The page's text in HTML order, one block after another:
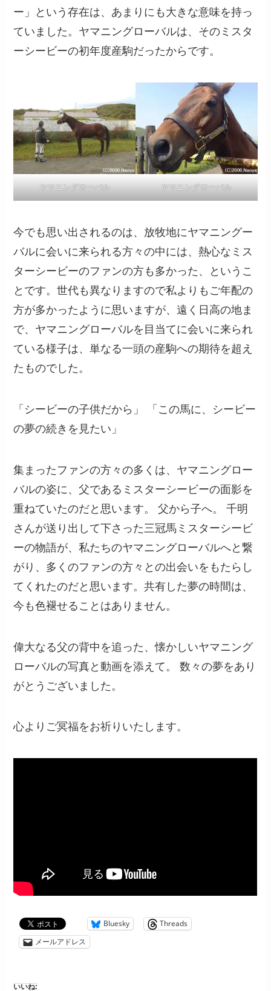
ー」という存在は、あまりにも大きな意味を持っ
ていました。ヤマニングローバルは、そのミスタ
ーシービーの初年度産駒だったからです。
ヤマニングローバル ヤマニングローバル
今でも思い出されるのは、放牧地にヤマニングー
バルに会いに来られる方々の中には、熱心なミス
ターシービーのファンの方も多かった、というこ
とです。世代も異なりますので私よりもご年配の
方が多かったように思いますが、遠く日高の地ま
で、ヤマニングローバルを目当てに会いに来られ
ている様子は、単なる一頭の産駒への期待を超え
たものでした。
「シービーの子供だから」 「この馬に、シービー
の夢の続きを見たい」
集まったファンの方々の多くは、ヤマニングロー
バルの姿に、父であるミスターシービーの面影を
重ねていたのだと思います。 父から子へ。 千明
さんが送り出して下さった三冠馬ミスターシービ
ーの物語が、私たちのヤマニングローバルへと繋
がり、多くのファンの方々との出会いをもたらし
てくれたのだと思います。共有した夢の時間は、
今も色褪せることはありません。
偉大なる父の背中を追った、懐かしいヤマニング
ローバルの写真と動画を添えて。 数々の夢をあり
がとうございました。
心よりご冥福をお祈りいたします。
Bluesky
Threads
メールアドレス
いいね: